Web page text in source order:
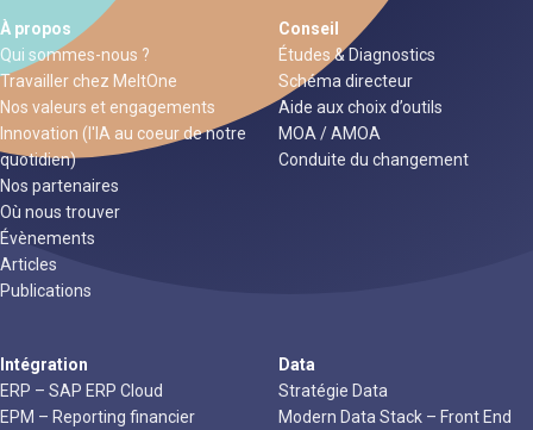
À propos
Qui sommes-nous ?
Travailler chez MeltOne
Nos valeurs et engagements
Innovation (l'IA au coeur de notre
quotidien)
Nos partenaires
Où nous trouver
Évènements
Articles
Publications
Conseil
Études & Diagnostics
Schéma directeur
Aide aux choix d’outils
MOA / AMOA
Conduite du changement
Intégration
ERP – SAP ERP Cloud
EPM – Reporting financier
Data
Stratégie Data
Modern Data Stack – Front End